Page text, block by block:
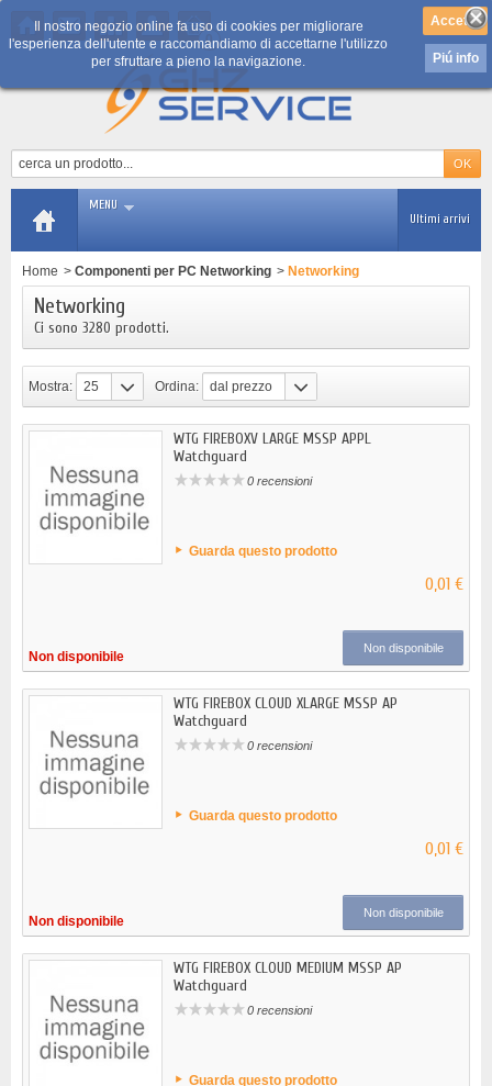
0
MENU
Ultimi arrivi
Il nostro negozio online fa uso di cookies per migliorare
l'esperienza dell'utente e raccomandiamo di accettarne l'utilizzo
per sfruttare a pieno la navigazione.
Piú info
Home > Componenti per PC Networking > Networking
Networking
Ci sono 3280 prodotti.
Mostra: 25 Ordina:
dal prezzo
WTG FIREBOXV LARGE MSSP APPL
Watchguard
0 recensioni
Guarda questo prodotto
0,01 €
Non disponibile
Non disponibile
WTG FIREBOX CLOUD XLARGE MSSP AP
Watchguard
0 recensioni
Guarda questo prodotto
0,01 €
Non disponibile
Non disponibile
WTG FIREBOX CLOUD MEDIUM MSSP AP
Watchguard
0 recensioni
Guarda questo prodotto